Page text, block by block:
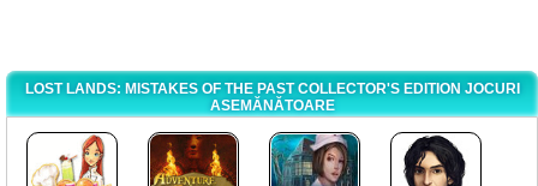
LOST LANDS: MISTAKES OF THE PAST COLLECTOR'S EDITION JOCURI
ASEMĂNĂTOARE